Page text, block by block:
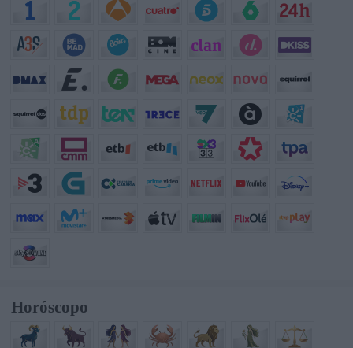
Horóscopo